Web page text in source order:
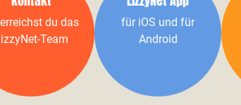
du das
Team
für iOS und für
Android